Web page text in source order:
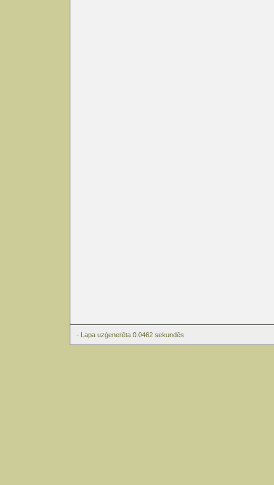
- Lapa uzģenerēta 0.0462 sekundēs